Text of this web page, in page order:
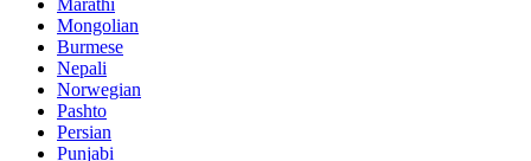
Mongolian
Burmese
Nepali
Norwegian
Pashto
Persian
Punjabi